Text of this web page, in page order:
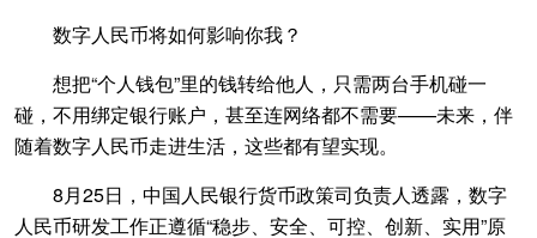
数字人民币将如何影响你我？
想把“个人钱包”里的钱转给他人，只需两台手机碰一
碰，不用绑定银行账户，甚至连网络都不需要——未来，伴
随着数字人民币走进生活，这些都有望实现。
8月25日，中国人民银行货币政策司负责人透露，数字
人民币研发工作正遵循“稳步、安全、可控、创新、实用”原